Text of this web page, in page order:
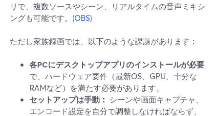
リで、複数ソースやシーン、リアルタイムの音声ミキシ
ングも可能です。(OBS)
ただし家族録画では、以下のような課題があります：
各PCにデスクトップアプリのインストールが必要
で、ハードウェア要件（最新OS、GPU、十分な
RAMなど）を満たす必要があります。
セットアップは手動： シーンや画面キャプチャ、
エンコード設定を自分で調整しなければならず、